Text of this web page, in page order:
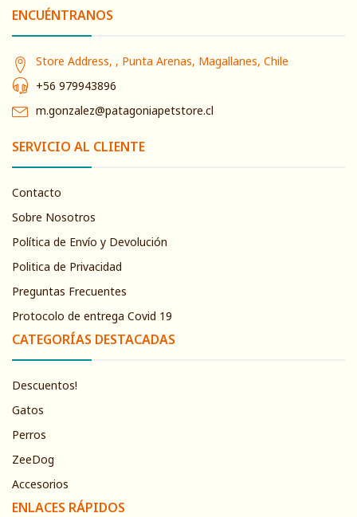
ENCUÉNTRANOS
Store Address, , Punta Arenas, Magallanes, Chile
+56 979943896
m.gonzalez@patagoniapetstore.cl
SERVICIO AL CLIENTE
Contacto
Sobre Nosotros
Política de Envío y Devolución
Politica de Privacidad
Preguntas Frecuentes
Protocolo de entrega Covid 19
CATEGORÍAS DESTACADAS
Descuentos!
Gatos
Perros
ZeeDog
Accesorios
ENLACES RÁPIDOS